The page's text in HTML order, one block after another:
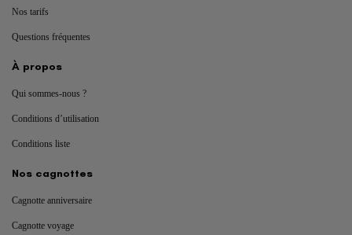
Nos tarifs
Questions fréquentes
À propos
Qui sommes-nous ?
Conditions d’utilisation
Conditions liste
Nos cagnottes
Cagnotte anniversaire
Cagnotte voyage